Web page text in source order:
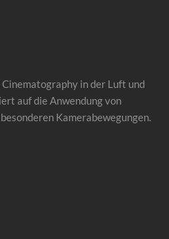
in der Luft und
auf die Anwendung von
Kamerabewegungen.